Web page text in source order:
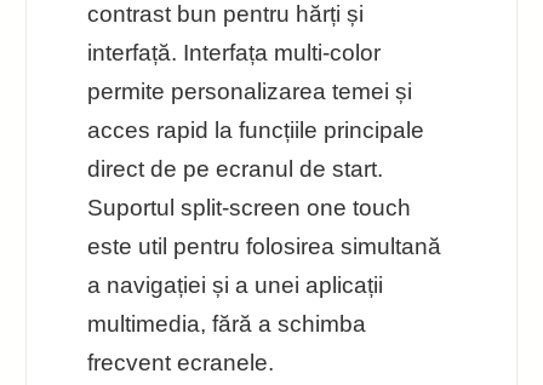
contrast bun pentru hărți și
interfață. Interfața multi-color
permite personalizarea temei și
acces rapid la funcțiile principale
direct de pe ecranul de start.
Suportul split-screen one touch
este util pentru folosirea simultană
a navigației și a unei aplicații
multimedia, fără a schimba
frecvent ecranele.